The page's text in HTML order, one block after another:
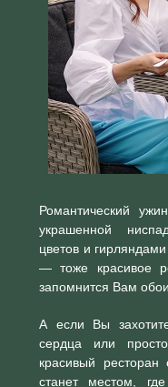
Романтический
украшенной
цветов и
— тоже красивое
запомнится Вам
А если Вы
сердца или
красивый
станет местом,